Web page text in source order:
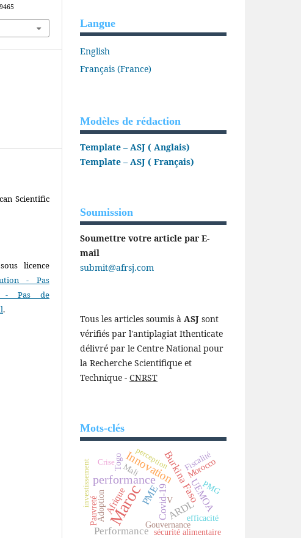
Scientific
licence
- Pas
- Pas de
.
Langue
English
Français (France)
Modèles de rédaction
Template – ASJ ( Anglais)
Template – ASJ ( Français)
Soumission
Soumettre votre article par E-
mail
submit@afrsj.com
Tous les articles soumis à ASJ sont
vérifiés par l'antiplagiat Ithenticate
délivré par le Centre National pour
la Recherche Scientifique et
Technique - CNRST
Mots-clés
Maroc
performance
Innovation
Performance
Burkina Faso
ARDL
PMECovid-19 UEMOA
Afrique
Gouvernance
Morocco
Adoption
Togo
Pauvreté
Fiscalité
V
Mali
PMG
sécurité alimentaire
efficacité
perception
Crise
investissement